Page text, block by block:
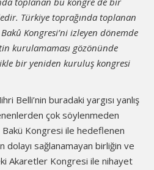
Türkiye toprağında toplanan
Kongresi’ni izleyen dönemde
kurulamaması gözönünde
bir yeniden kuruluş kongre­si
Belli’nin buradaki yargısı yanlış
çok söylenmeden
Bakü Kongresi ile hedeflenen
dolayı sağlanamayan birliğin ve
Akaretler Kongresi ile nihayet